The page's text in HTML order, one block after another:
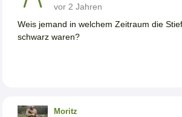
vor 2 Jahren
Weis jemand in welchem Zeitraum die
schwarz waren?
Moritz